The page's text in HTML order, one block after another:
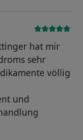
hat mir
sehr
völlig
und